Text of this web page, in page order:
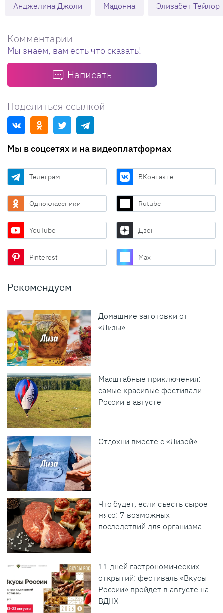
Анджелина Джоли Мадонна Элизабет Тейлор
Комментарии
Мы знаем, вам есть что сказать!
Написать
Поделиться ссылкой
Мы в соцсетях и на видеоплатформах
Телеграм ВКонтакте
Одноклассники Rutube
YouTube Дзен
Pinterest Max
Рекомендуем
Домашние заготовки от
«Лизы»
Масштабные приключения:
самые красивые фестивали
России в августе
Отдохни вместе с «Лизой»
Что будет, если съесть сырое
мясо: 7 возможных
последствий для организма
11 дней гастрономических
открытий: фестиваль «Вкусы
России» пройдет в августе на
ВДНХ